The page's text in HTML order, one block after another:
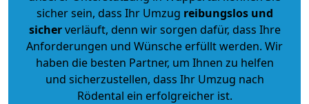
sicher sein, dass Ihr Umzug reibungslos und
sicherverläuft, denn wir sorgen dafür, dass Ihre
Anforderungen und Wünsche erfüllt werden. Wir
haben die besten Partner, um Ihnen zu helfen
und sicherzustellen, dass Ihr Umzug nach
Rödental ein erfolgreicher ist.